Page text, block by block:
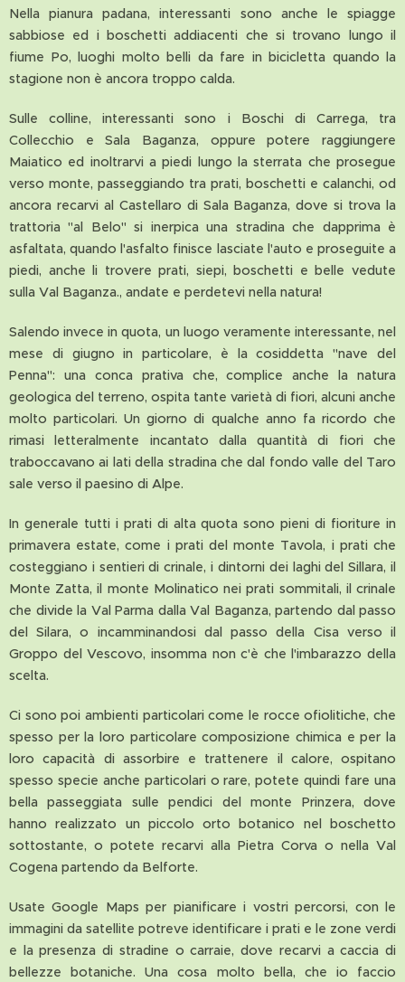
Nella pianura padana, interessanti sono anche le spiagge
sabbiose ed i boschetti addiacenti che si trovano lungo il
fiume Po, luoghi molto belli da fare in bicicletta quando la
stagione non è ancora troppo calda.
Sulle colline, interessanti sono i Boschi di Carrega, tra
Collecchio e Sala Baganza, oppure potere raggiungere
Maiatico ed inoltrarvi a piedi lungo la sterrata che prosegue
verso monte, passeggiando tra prati, boschetti e calanchi, od
ancora recarvi al Castellaro di Sala Baganza, dove si trova la
trattoria "al Belo" si inerpica una stradina che dapprima è
asfaltata, quando l'asfalto finisce lasciate l'auto e proseguite a
piedi, anche li trovere prati, siepi, boschetti e belle vedute
sulla Val Baganza., andate e perdetevi nella natura!
Salendo invece in quota, un luogo veramente interessante, nel
mese di giugno in particolare, è la cosiddetta "nave del
Penna": una conca prativa che, complice anche la natura
geologica del terreno, ospita tante varietà di fiori, alcuni anche
molto particolari. Un giorno di qualche anno fa ricordo che
rimasi letteralmente incantato dalla quantità di fiori che
traboccavano ai lati della stradina che dal fondo valle del Taro
sale verso il paesino di Alpe.
In generale tutti i prati di alta quota sono pieni di fioriture in
primavera estate, come i prati del monte Tavola, i prati che
costeggiano i sentieri di crinale, i dintorni dei laghi del Sillara, il
Monte Zatta, il monte Molinatico nei prati sommitali, il crinale
che divide la Val Parma dalla Val Baganza, partendo dal passo
del Silara, o incamminandosi dal passo della Cisa verso il
Groppo del Vescovo, insomma non c'è che l'imbarazzo della
scelta.
Ci sono poi ambienti particolari come le rocce ofiolitiche, che
spesso per la loro particolare composizione chimica e per la
loro capacità di assorbire e trattenere il calore, ospitano
spesso specie anche particolari o rare, potete quindi fare una
bella passeggiata sulle pendici del monte Prinzera, dove
hanno realizzato un piccolo orto botanico nel boschetto
sottostante, o potete recarvi alla Pietra Corva o nella Val
Cogena partendo da Belforte.
Usate Google Maps per pianificare i vostri percorsi, con le
immagini da satellite potreve identificare i prati e le zone verdi
e la presenza di stradine o carraie, dove recarvi a caccia di
bellezze botaniche. Una cosa molto bella, che io faccio